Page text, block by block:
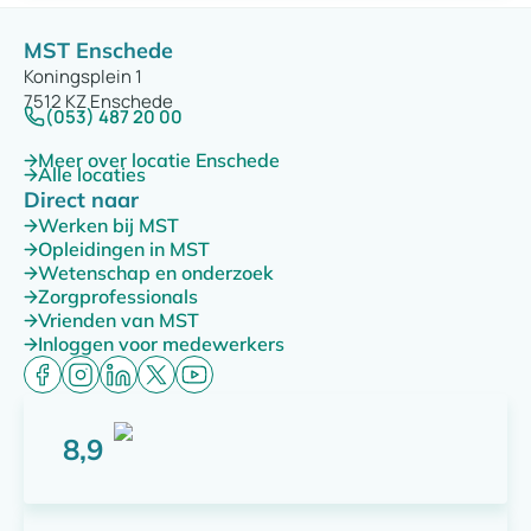
MST Enschede
Koningsplein 1
7512 KZ Enschede
(053) 487 20 00
Meer over locatie Enschede
Alle locaties
Direct naar
Werken bij MST
Opleidingen in MST
Wetenschap en onderzoek
Zorgprofessionals
Vrienden van MST
Inloggen voor medewerkers
8,9Score: 8,9 van 10 punten